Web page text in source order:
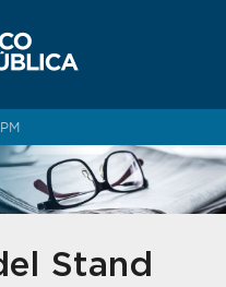
Stand